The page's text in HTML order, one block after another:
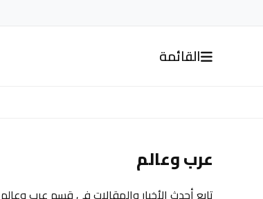
القائمة
عرب وعالم
تابع أحدث الأخبار والمقالات في قسم عرب وعالم